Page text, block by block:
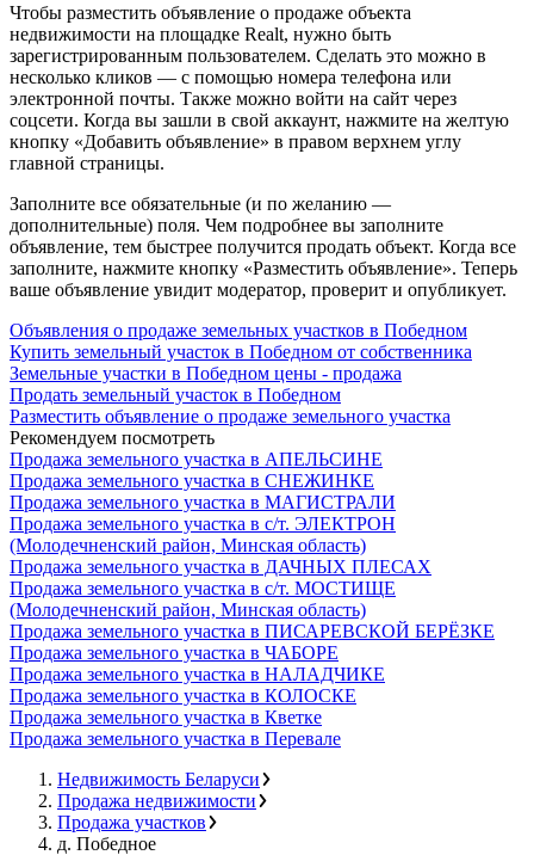
Чтобы разместить объявление о продаже объекта
недвижимости на площадке Realt, нужно быть
зарегистрированным пользователем. Сделать это можно в
несколько кликов — с помощью номера телефона или
электронной почты. Также можно войти на сайт через
соцсети. Когда вы зашли в свой аккаунт, нажмите на желтую
кнопку «Добавить объявление» в правом верхнем углу
главной страницы.
Заполните все обязательные (и по желанию —
дополнительные) поля. Чем подробнее вы заполните
объявление, тем быстрее получится продать объект. Когда все
заполните, нажмите кнопку «Разместить объявление». Теперь
ваше объявление увидит модератор, проверит и опубликует.
Объявления о продаже земельных участков в Победном
Купить земельный участок в Победном от собственника
Земельные участки в Победном цены - продажа
Продать земельный участок в Победном
Разместить объявление о продаже земельного участка
Рекомендуем посмотреть
Продажа земельного участка в АПЕЛЬСИНЕ
Продажа земельного участка в СНЕЖИНКЕ
Продажа земельного участка в МАГИСТРАЛИ
Продажа земельного участка в с/т. ЭЛЕКТРОН
(Молодечненский район, Минская область)
Продажа земельного участка в ДАЧНЫХ ПЛЕСАХ
Продажа земельного участка в с/т. МОСТИЩЕ
(Молодечненский район, Минская область)
Продажа земельного участка в ПИСАРЕВСКОЙ БЕРЁЗКЕ
Продажа земельного участка в ЧАБОРЕ
Продажа земельного участка в НАЛАДЧИКЕ
Продажа земельного участка в КОЛОСКЕ
Продажа земельного участка в Кветке
Продажа земельного участка в Перевале
Недвижимость Беларуси
Продажа недвижимости
Продажа участков
д. Победное